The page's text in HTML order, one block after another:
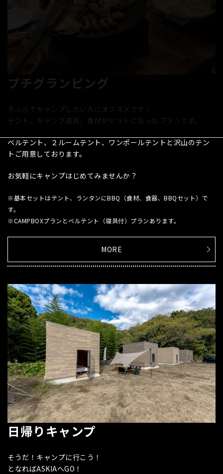
プチグランピング
手ぶらでキャンプしたい方にオススメです！
テント、キャンプ道具、食材がセットになったプランです。
ベルテント、２ルームテント、ワンポールテントと沢山のテン
トご用意しております。
お気軽にキャンプはじめてみませんか？
※基本セットはテント、ランタンにBBQ（食材、食器、BBQセット）で
す。
※CAMPBOXプランとベルテント（寝具付）プランあります。
MORE
日帰りキャンプ
そうだ！キャンプに行こう！
となればASKIAへGO！